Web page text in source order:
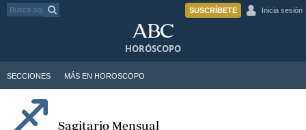
SUSCRÍBETE Inicia sesión
SECCIONES MÁS EN HOROSCOPO
HORÓSCOPO
Sagitario Mensual